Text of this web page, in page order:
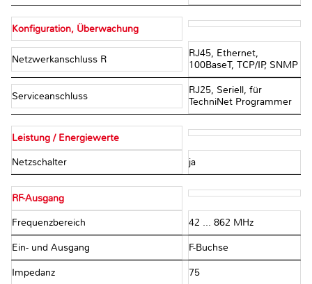
Konfiguration, Überwachung
Netzwerkanschluss R
RJ45, Ethernet,
100BaseT, TCP/IP, SNMP
Serviceanschluss
RJ25, Seriell, für
TechniNet Programmer
Leistung / Energiewerte
Netzschalter ja
RF-Ausgang
Frequenzbereich 42 ... 862 MHz
Ein- und Ausgang F-Buchse
Impedanz 75 Ω